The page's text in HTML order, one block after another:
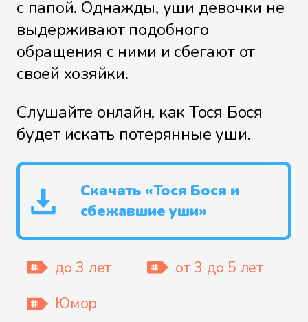
с папой. Однажды, уши девочки не
выдерживают подобного
обращения с ними и сбегают от
своей хозяйки.
Слушайте онлайн, как Тося Бося
будет искать потерянные уши.
Скачать «Тося Бося и
сбежавшие уши»
до 3 лет
от 3 до 5 лет
Юмор